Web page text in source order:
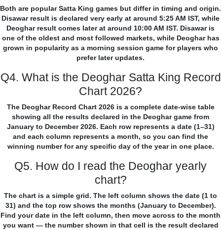
Both are popular Satta King games but differ in timing and origin.
Disawar result is declared very early at around 5:25 AM IST, while
Deoghar result comes later at around 10:00 AM IST. Disawar is
one of the oldest and most followed markets, while Deoghar has
grown in popularity as a morning session game for players who
prefer later updates.
Q4. What is the Deoghar Satta King Record
Chart 2026?
The Deoghar Record Chart 2026 is a complete date-wise table
showing all the results declared in the Deoghar game from
January to December 2026. Each row represents a date (1–31)
and each column represents a month, so you can find the
winning number for any specific day of the year in one place.
Q5. How do I read the Deoghar yearly
chart?
The chart is a simple grid. The left column shows the date (1 to
31) and the top row shows the months (January to December).
Find your date in the left column, then move across to the month
you want — the number shown in that cell is the result declared